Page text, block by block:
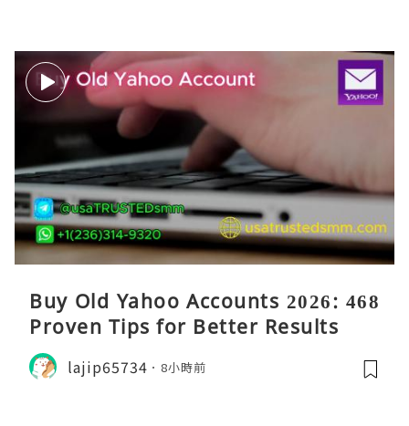
Buy Old Yahoo Accounts 2026: 468
Proven Tips for Better Results
lajip65734 8小時前